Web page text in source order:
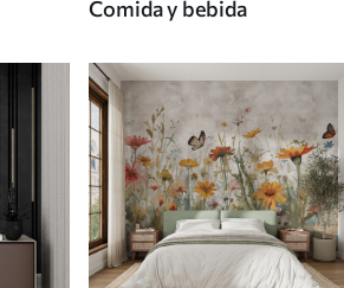
Comida y bebida